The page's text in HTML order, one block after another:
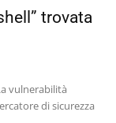
trovata
di sicurezza